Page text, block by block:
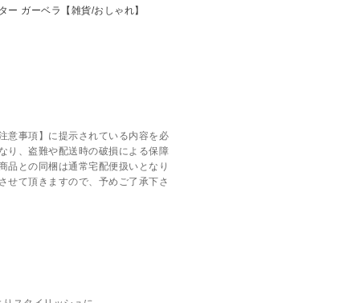
意事項】に提示されている内容を必
り、盗難や配送時の破損による保障
品との同梱は通常宅配便扱いとなり
せて頂きますので、予めご了承下さ